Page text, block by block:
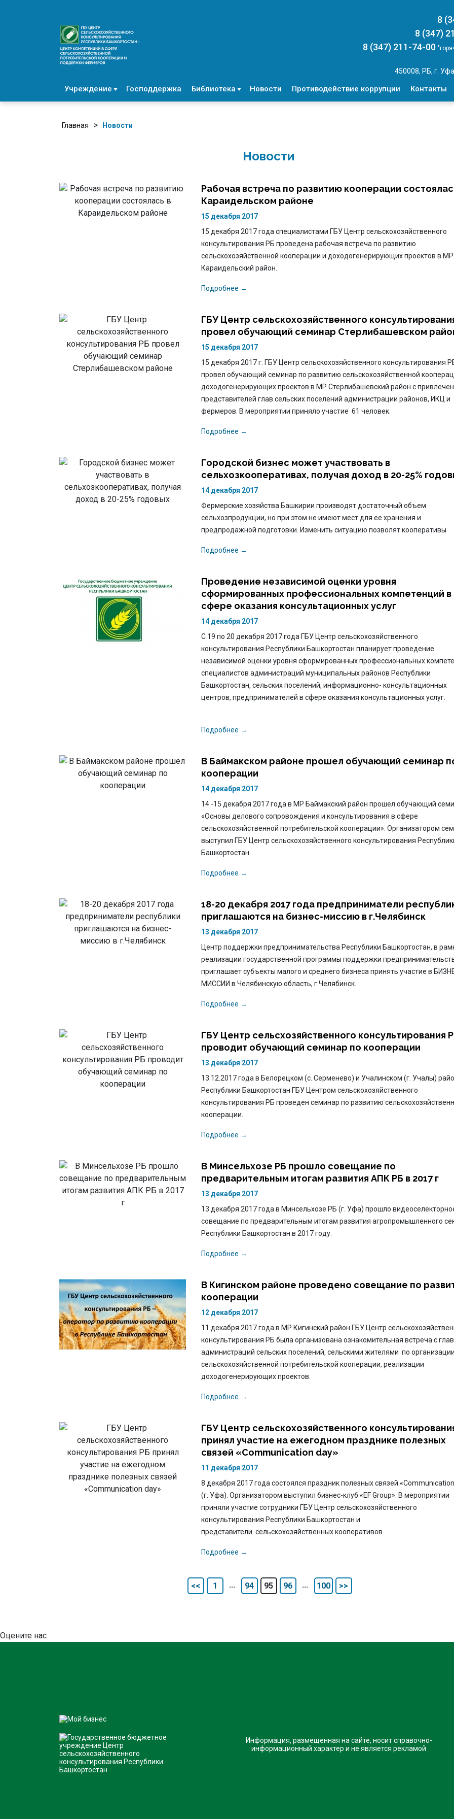
8
8 (347)
8 (347) 211-74-00
450008, РБ, г.
Учреждение Господдержка Библиотека Новости Противодействие коррупции Контакты
Главная > Новости
Новости
Рабочая встреча по развитию кооперации
Караидельском районе
15 декабря 2017
15 декабря 2017 года специалистами ГБУ Центр сельскохозяйственного
консультирования РБ проведена рабочая встреча по развитию
сельскохозяйственной кооперации и доходогенерирующих проектов в МР
Караидельский район.
Подробнее →
ГБУ Центр сельскохозяйственного
провел обучающий семинар Стерлибашевском
15 декабря 2017
15 декабря 2017 г. ГБУ Центр сельскохозяйственного консультирования
провел обучающий семинар по развитию сельскохозяйственной
доходогенерирующих проектов в МР Стерлибашевский район с
представителей глав сельских поселений администрации районов, ИКЦ и
фермеров. В мероприятии приняло участие 61 человек.
Подробнее →
Городской бизнес может участвовать в
сельхозкооперативах, получая доход в 20-25%
14 декабря 2017
Фермерские хозяйства Башкирии производят достаточный объем
сельхозпродукции, но при этом не имеют мест для ее хранения и
предпродажной подготовки. Изменить ситуацию позволят кооперативы
Подробнее →
Проведение независимой оценки уровня
сформированных профессиональных компетенций в
сфере оказания консультационных услуг
14 декабря 2017
С 19 по 20 декабря 2017 года ГБУ Центр сельскохозяйственного
консультирования Республики Башкортостан планирует проведение
независимой оценки уровня сформированных профессиональных
специалистов администраций муниципальных районов Республики
Башкортостан, сельских поселений, информационно- консультационных
центров, предпринимателей в сфере оказания консультационных услуг.
Подробнее →
В Баймакском районе прошел обучающий семинар
кооперации
14 декабря 2017
14 -15 декабря 2017 года в МР Баймакский район прошел обучающий
«Основы делового сопровождения и консультирования в сфере
сельскохозяйственной потребительской кооперации». Организатором
выступил ГБУ Центр сельскохозяйственного консультирования
Башкортостан.
Подробнее →
18-20 декабря 2017 года предприниматели
приглашаются на бизнес-миссию в г.Челябинск
13 декабря 2017
Центр поддержки предпринимательства Республики Башкортостан, в
реализации государственной программы поддержки
приглашает субъекты малого и среднего бизнеса принять участие в
МИССИИ в Челябинскую область, г.Челябинск.
Подробнее →
ГБУ Центр сельсхозяйственного консультирования
проводит обучающий семинар по кооперации
13 декабря 2017
13.12.2017 года в Белорецком (с. Серменево) и Учалинском (г. Учалы)
Республики Башкортостан ГБУ Центром сельскохозяйственного
консультирования РБ проведен семинар по развитию
кооперации.
Подробнее →
В Минсельхозе РБ прошло совещание по
предварительным итогам развития АПК РБ в 2017 г
13 декабря 2017
13 декабря 2017 года в Минсельхозе РБ (г. Уфа) прошло
совещание по предварительным итогам развития агропромышленного
Республики Башкортостан в 2017 году.
Подробнее →
В Кигинском районе проведено совещание по
кооперации
12 декабря 2017
11 декабря 2017 года в МР Кигинский район ГБУ Центр
консультирования РБ была организована ознакомительная встреча с
администраций сельских поселений, сельскими жителями по организации
сельскохозяйственной потребительской кооперации, реализации
доходогенерирующих проектов.
Подробнее →
ГБУ Центр сельскохозяйственного
принял участие на ежегодном празднике полезных
связей «Communication day»
11 декабря 2017
8 декабря 2017 года состоялся праздник полезных связей
(г. Уфа). Организатором выступил бизнес-клуб «EF Group». В мероприятии
приняли участие сотрудники ГБУ Центр сельскохозяйственного
консультирования Республики Башкортостан и
представители сельскохозяйственных кооперативов.
Подробнее →
<< 1 ... 94 95 96 ... 100 >>
Оцените нас
Информация, размещенная на сайте, носит справочно-
информационный характер и не является рекламой